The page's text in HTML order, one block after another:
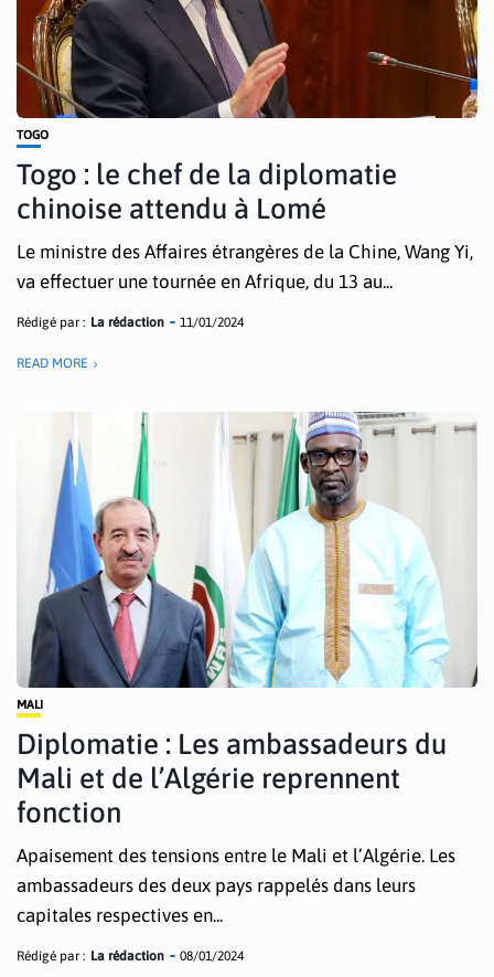
TOGO
Togo : le chef de la diplomatie
chinoise attendu à Lomé
Le ministre des Affaires étrangères de la Chine, Wang Yi,
va effectuer une tournée en Afrique, du 13 au...
Rédigé par : La rédaction 11/01/2024
READ MORE
MALI
Diplomatie : Les ambassadeurs du
Mali et de l’Algérie reprennent
fonction
Apaisement des tensions entre le Mali et l’Algérie. Les
ambassadeurs des deux pays rappelés dans leurs
capitales respectives en...
Rédigé par : La rédaction 08/01/2024